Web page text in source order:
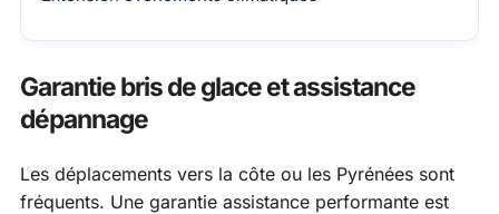
Garantie bris de glace et assistance
dépannage
Les déplacements vers la côte ou les Pyrénées sont
fréquents. Une garantie assistance performante est